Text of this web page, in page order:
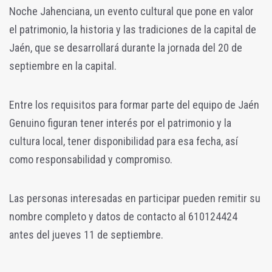
Noche Jahenciana, un evento cultural que pone en valor
el patrimonio, la historia y las tradiciones de la capital de
Jaén, que se desarrollará durante la jornada del 20 de
septiembre en la capital.
Entre los requisitos para formar parte del equipo de Jaén
Genuino figuran tener interés por el patrimonio y la
cultura local, tener disponibilidad para esa fecha, así
como responsabilidad y compromiso.
Las personas interesadas en participar pueden remitir su
nombre completo y datos de contacto al 610124424
antes del jueves 11 de septiembre.